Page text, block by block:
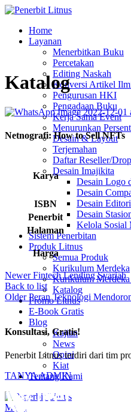
Home
Layanan
Menerbitkan Buku
Percetakan
Editing Naskah
Konversi Artikel
Pengurusan HKI
Pengadaan Buku
Kerja Sama Event
Menurunkan
Desain & Layout
Terjemahan
Daftar Reseller/
Desain Imajikita
Desain Logo
Desain
Desain
Desain
Kelola Sosial
Sistem Penerbitan
Produk Litnus
Semua Produk
Kurikulum Merdeka
Kurikulum Merdeka
Katalog
Promo Litnus
E-Book Gratis
Blog
Kajian
News
Opini
Kiat
Tentang Kami
Menu
Katalog
Netnografi: How to Sell NFTs
Karya
ISBN
Penerbit
Halaman
Harga
Newer Fintech Lending Syariah
Back to list
Older Peran Teknologi
Konsultasi, Gratis!
Penerbit Litnus terdiri dari tim
TANYA ADMIN